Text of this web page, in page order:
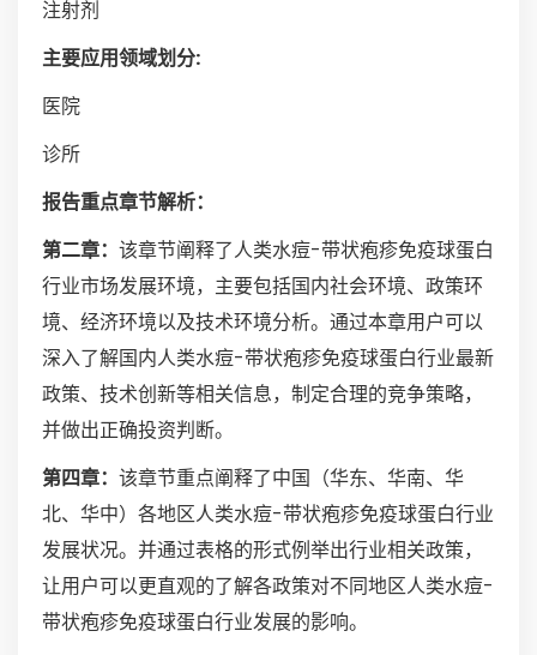
注射剂
主要应用领域划分:
医院
诊所
报告重点章节解析：
第二章： 该章节阐释了人类水痘-带状疱疹免疫球蛋白
行业市场发展环境，主要包括国内社会环境、政策环
境、经济环境以及技术环境分析。通过本章用户可以
深入了解国内人类水痘-带状疱疹免疫球蛋白行业最新
政策、技术创新等相关信息，制定合理的竞争策略，
并做出正确投资判断。
第四章： 该章节重点阐释了中国（华东、华南、华
北、华中）各地区人类水痘-带状疱疹免疫球蛋白行业
发展状况。并通过表格的形式例举出行业相关政策，
让用户可以更直观的了解各政策对不同地区人类水痘-
带状疱疹免疫球蛋白行业发展的影响。